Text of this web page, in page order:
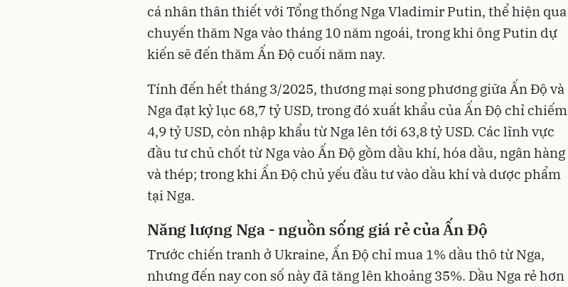
cá nhân thân thiết với Tổng thống Nga Vladimir Putin, thể hiện qua
chuyến thăm Nga vào tháng 10 năm ngoái, trong khi ông Putin dự
kiến sẽ đến thăm Ấn Độ cuối năm nay.
Tính đến hết tháng 3/2025, thương mại song phương giữa Ấn Độ và
Nga đạt kỷ lục 68,7 tỷ USD, trong đó xuất khẩu của Ấn Độ chỉ chiếm
4,9 tỷ USD, còn nhập khẩu từ Nga lên tới 63,8 tỷ USD. Các lĩnh vực
đầu tư chủ chốt từ Nga vào Ấn Độ gồm dầu khí, hóa dầu, ngân hàng
và thép; trong khi Ấn Độ chủ yếu đầu tư vào dầu khí và dược phẩm
tại Nga.
Năng lượng Nga - nguồn sống giá rẻ của Ấn Độ
Trước chiến tranh ở Ukraine, Ấn Độ chỉ mua 1% dầu thô từ Nga,
nhưng đến nay con số này đã tăng lên khoảng 35%. Dầu Nga rẻ hơn